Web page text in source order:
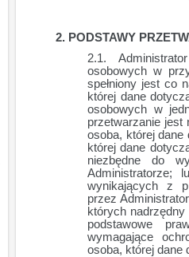
PODSTAWY
osobowych w
spełniony jest co
której dane
osobowych w
przetwarzanie jest
osoba, której dane
której dane
niezbędne do
Administratorze;
wynikających z
przez
których
podstawowe
wymagające
osoba, której dane